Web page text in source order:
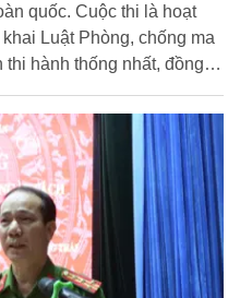
quốc. Cuộc thi là hoạt
Luật Phòng, chống ma
hành thống nhất, đồng